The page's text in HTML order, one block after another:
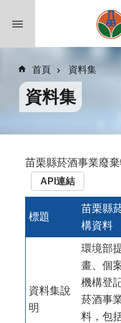
首頁 資料集
資料集
苗栗縣菸酒事業廢
API連結
標題
苗栗縣
構資料
資料集說
明
環境部
畫、個
機構登
菸酒事
料，包